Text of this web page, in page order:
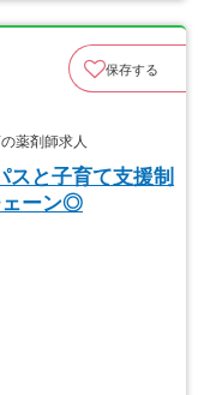
保存する
薬剤師求人
スと子育て支援制
ェーン◎